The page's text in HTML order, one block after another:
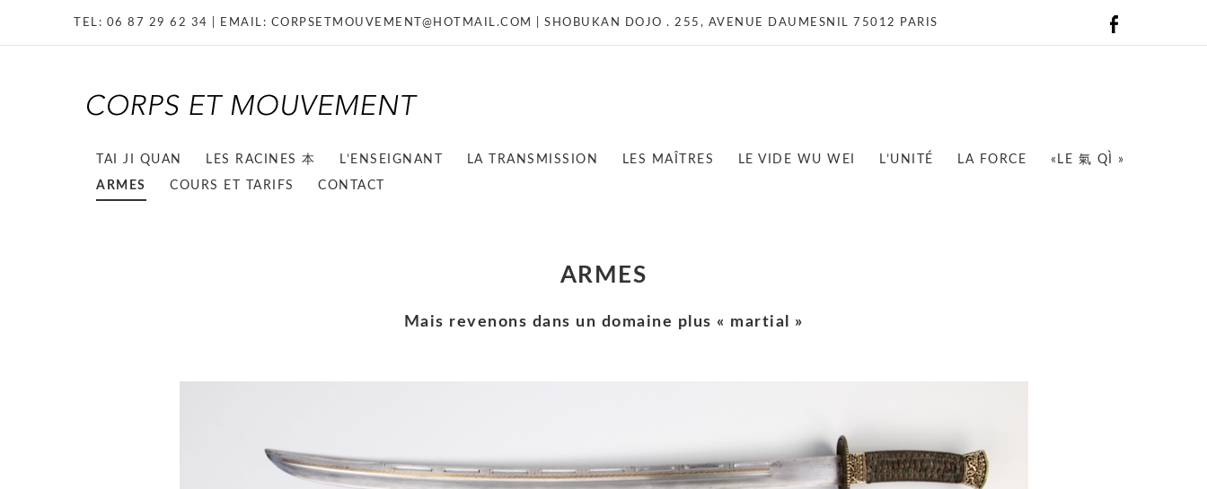
TEL: 06 87 29 62 34 | EMAIL: CORPSETMOUVEMENT@HOTMAIL.COM | SHOBUKAN DOJO . 255, AVENUE DAUMESNIL 75012 PARIS
TAI JI QUAN LES RACINES 本 L’ENSEIGNANT LA TRANSMISSION LES MAÎTRES LE VIDE WU WEI L’UNITÉ LA FORCE «LE 氣 QÌ »
ARMES COURS ET TARIFS CONTACT
ARMES
Mais revenons dans un domaine plus « martial »